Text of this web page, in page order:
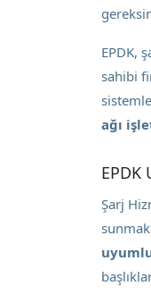
EPDK,
sahibi
ağı
EPDK
Şarj